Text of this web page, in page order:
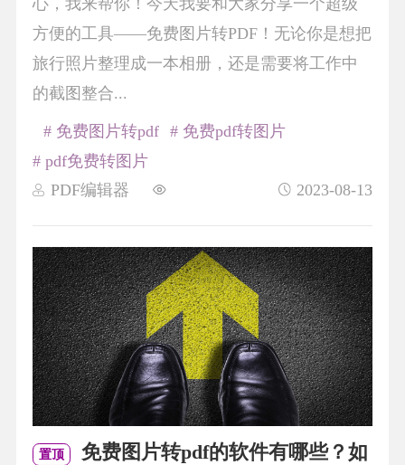
方便的工具——免费图片转PDF！无论你是想把
旅行照片整理成一本相册，还是需要将工作中
的截图整合...
PDF编辑器 2023-08-13
# 免费图片转pdf
# 免费pdf转图片
# pdf免费转图片
置顶
免费图片转pdf的软件有哪些？如